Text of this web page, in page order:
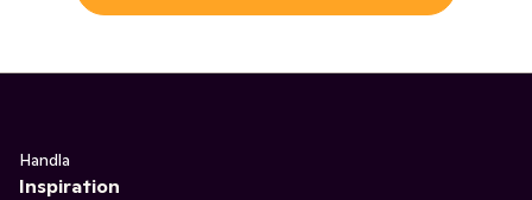
Handla
Inspiration